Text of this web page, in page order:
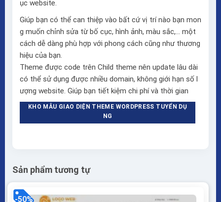
ục website.
Giúp bạn có thể can thiệp vào bất cứ vị trí nào bạn mon
g muốn chỉnh sửa từ bố cục, hình ảnh, màu sắc,… một
cách dễ dàng phù hợp với phong cách cũng như thương
hiệu của bạn.
Theme được code trên Child theme nên update lâu dài
có thể sử dụng được nhiều domain, không giới hạn số l
ượng website. Giúp bạn tiết kiệm chi phí và thời gian
KHO MẪU GIAO DIỆN THEME WORDPRESS TUYỂN DỤ
NG
Sản phẩm tương tự
-50%